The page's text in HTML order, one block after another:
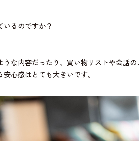
るのですか？
な内容だったり、買い物リストや会話
心感はとても大きいです。